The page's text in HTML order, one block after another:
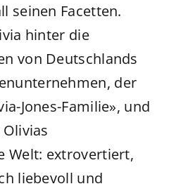
seinen Facetten.
hinter die
von Deutschlands
der
Jones-Familie», und
Welt: extrovertiert,
liebevoll und